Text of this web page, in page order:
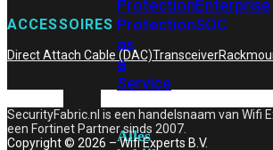
ProtectionEnterprise
ProtectionSOC
as
a
Service
Alles
ACCESSOIRES
Direct Attach Cable (DAC)Transceiver
SecurityFabric.nl is een handelsnaam van Wifi
een Fortinet Partner sinds 2007.
Copyright © 2026 – Wifi Experts B.V.